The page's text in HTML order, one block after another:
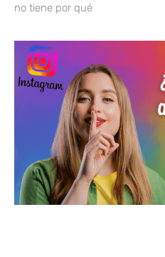
no tiene por qué